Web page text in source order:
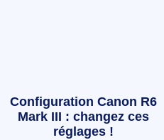
Configuration Canon R6
Mark III : changez ces
réglages !